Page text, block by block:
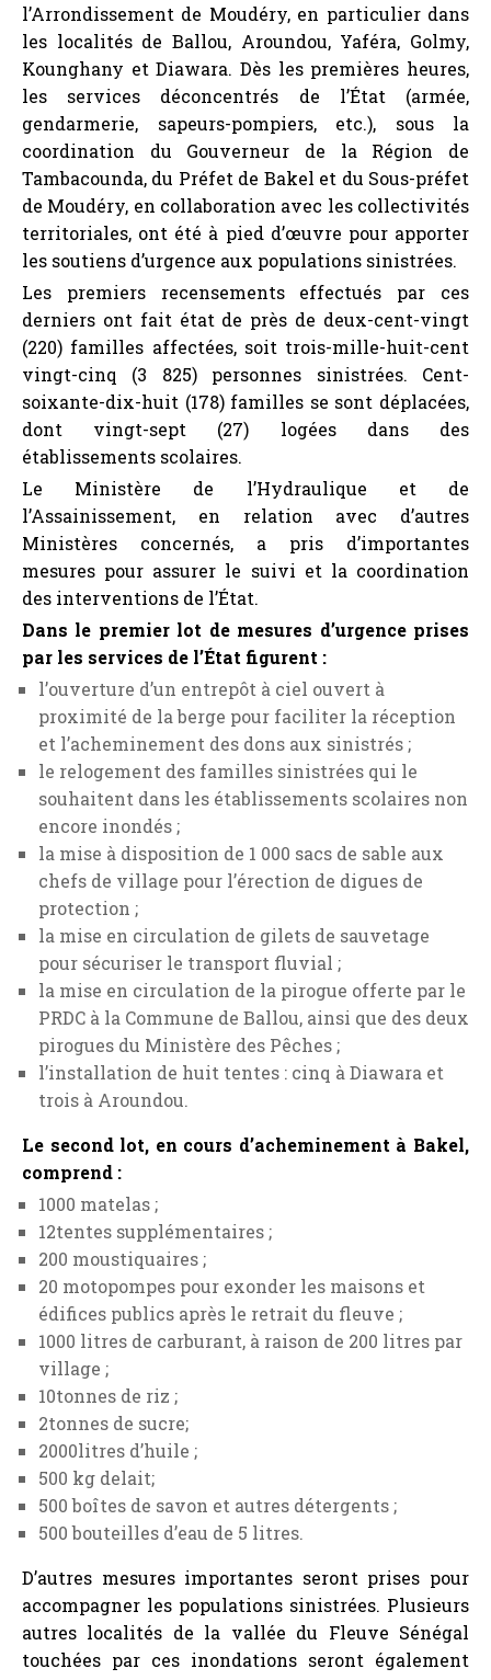
l’Arrondissement de Moudéry, en particulier dans
les localités de Ballou, Aroundou, Yaféra, Golmy,
Kounghany et Diawara. Dès les premières heures,
les services déconcentrés de l’État (armée,
gendarmerie, sapeurs-pompiers, etc.), sous la
coordination du Gouverneur de la Région de
Tambacounda, du Préfet de Bakel et du Sous-préfet
de Moudéry, en collaboration avec les collectivités
territoriales, ont été à pied d’œuvre pour apporter
les soutiens d’urgence aux populations sinistrées.
Les premiers recensements effectués par ces
derniers ont fait état de près de deux-cent-vingt
(220) familles affectées, soit trois-mille-huit-cent
vingt-cinq (3 825) personnes sinistrées. Cent-
soixante-dix-huit (178) familles se sont déplacées,
dont vingt-sept (27) logées dans des
établissements scolaires.
Le Ministère de l’Hydraulique et de
l’Assainissement, en relation avec d’autres
Ministères concernés, a pris d’importantes
mesures pour assurer le suivi et la coordination
des interventions de l’État.
Dans le premier lot de mesures d’urgence prises
par les services de l’État figurent :
l’ouverture d’un entrepôt à ciel ouvert à
proximité de la berge pour faciliter la réception
et l’acheminement des dons aux sinistrés ;
le relogement des familles sinistrées qui le
souhaitent dans les établissements scolaires non
encore inondés ;
la mise à disposition de 1 000 sacs de sable aux
chefs de village pour l’érection de digues de
protection ;
la mise en circulation de gilets de sauvetage
pour sécuriser le transport fluvial ;
la mise en circulation de la pirogue offerte par le
PRDC à la Commune de Ballou, ainsi que des deux
pirogues du Ministère des Pêches ;
l’installation de huit tentes : cinq à Diawara et
trois à Aroundou.
Le second lot, en cours d’acheminement à Bakel,
comprend :
1000 matelas ;
12tentes supplémentaires ;
200 moustiquaires ;
20 motopompes pour exonder les maisons et
édifices publics après le retrait du fleuve ;
1000 litres de carburant, à raison de 200 litres par
village ;
10tonnes de riz ;
2tonnes de sucre;
2000litres d’huile ;
500 kg delait;
500 boîtes de savon et autres détergents ;
500 bouteilles d’eau de 5 litres.
D’autres mesures importantes seront prises pour
accompagner les populations sinistrées. Plusieurs
autres localités de la vallée du Fleuve Sénégal
touchées par ces inondations seront également